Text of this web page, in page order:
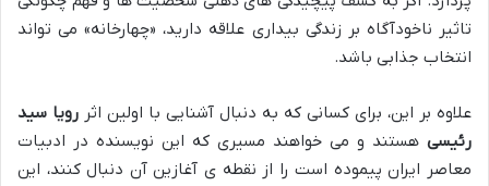
تاثیر ناخودآگاه بر زندگی بیداری علاقه دارید، «چهارخانه» می تواند
انتخاب جذابی باشد.
علاوه بر این، برای کسانی که به دنبال آشنایی با اولین اثر رویا سید
رئیسی هستند و می خواهند مسیری که این نویسنده در ادبیات
معاصر ایران پیموده است را از نقطه ی آغازین آن دنبال کنند، این